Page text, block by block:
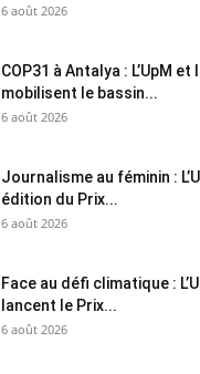
6 août 2026
COP31 à Antalya : L’UpM
mobilisent le bassin...
6 août 2026
Journalisme au féminin :
édition du Prix...
6 août 2026
Face au défi climatique :
lancent le Prix...
6 août 2026